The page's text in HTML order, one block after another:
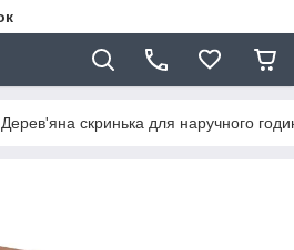
Дерев'яна скринька для наручного